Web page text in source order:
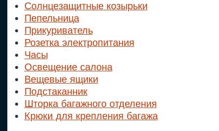
Солнцезащитные козырьки
Пепельница
Прикуриватель
Розетка электропитания
Часы
Освещение салона
Вещевые ящики
Подстаканник
Шторка багажного отделения
Крюки для крепления багажа